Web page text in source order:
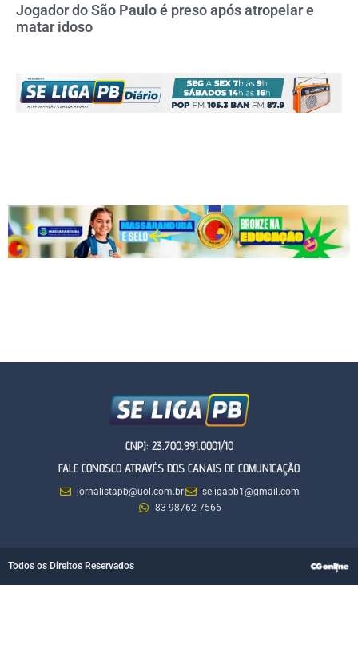
Jogador do São Paulo é preso após atropelar e
matar idoso
CNPJ: 23.700.991.0001/10
FALE CONOSCO ATRAVÉS DOS CANAIS DE COMUNICAÇÃO
jornalistapb@uol.com.br
seligapb1@gmail.com
83 98762-7566
Todos os Direitos Reservados